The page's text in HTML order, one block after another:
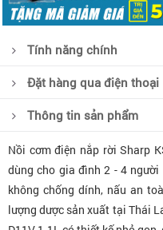
Tính năng chính
Đặt hàng qua điện thoại
Thông tin sản phẩm
Nồi cơm điện nắp rời Sharp
dùng cho gia đình 2 - 4
không chống dính, nấu an
lượng dược sản xuất tại Thái